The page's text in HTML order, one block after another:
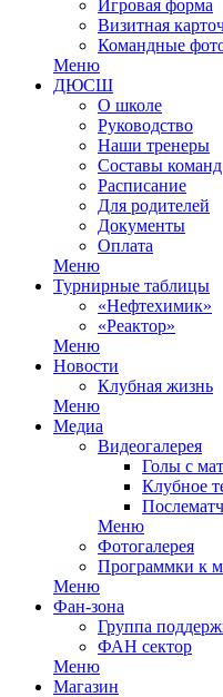
Игровая форма
Визитная
Командные
Меню
ДЮСШ
О школе
Руководство
Наши тренеры
Составы команд
Расписание
Для родителей
Документы
Оплата
Меню
Турнирные таблицы
«Нефтехимик»
«Реактор»
Меню
Новости
Клубная жизнь
Меню
Медиа
Видеогалерея
Голы с
Клубное
Меню
Фотогалерея
Программки к
Меню
Фан-зона
Группа
ФАН сектор
Меню
Магазин